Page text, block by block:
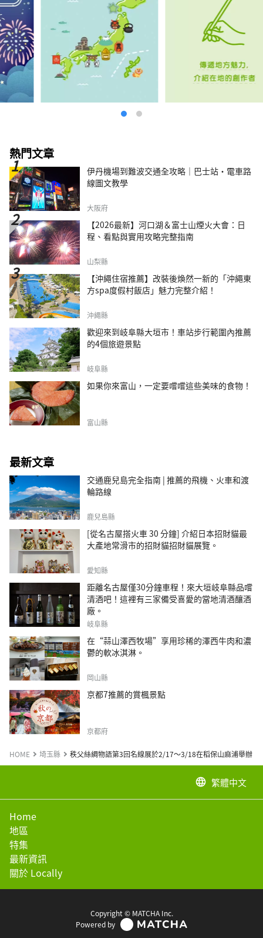
熱門文章
伊丹機場到難波交通全攻略｜巴士站・電車路
線圖文教學
大阪府
【2026最新】河口湖＆富士山煙火大會：日
程、看點與實用攻略完整指南
山梨縣
【沖繩住宿推薦】改裝後煥然一新的「沖繩東
方spa度假村飯店」魅力完整介紹！
沖繩縣
歡迎來到岐阜縣大垣市！車站步行範圍內推薦
的4個旅遊景點
岐阜縣
如果你來富山，一定要嚐嚐這些美味的食物！
富山縣
最新文章
交通鹿兒島完全指南 | 推薦的飛機、火車和渡
輪路線
鹿兒島縣
[從名古屋搭火車 30 分鐘] 介紹日本招財貓最
大產地常滑市的招財貓招財貓展覽。
愛知縣
距離名古屋僅30分鐘車程！來大垣岐阜縣品嚐
清酒吧！這裡有三家備受喜愛的當地清酒釀酒
廠。
岐阜縣
在“蒜山澤西牧場”享用珍稀的澤西牛肉和濃
鬱的軟冰淇淋。
岡山縣
京都7推薦的賞楓景點
京都府
HOME 埼玉縣 秩父絲綢物語第3回名線展於2/17～3/18在稻保山麻浦舉辦
language 繁體中文
Home
地區
特集
最新資訊
關於 Locally
Copyright © MATCHA Inc.
Powered by